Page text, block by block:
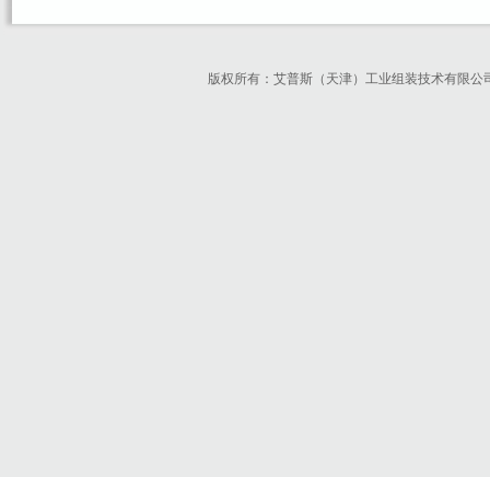
版权所有：艾普斯（天津）工业组装技术有限公